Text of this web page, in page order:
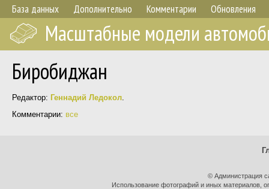
База данных Дополнительно Комментарии Обновления
Масштабные модели
Биробиджан
Редактор: Геннадий Ледокол.
Комментарии: все
© Администрация
Использование фотографий и иных материалов,